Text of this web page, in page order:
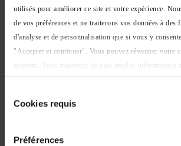
utilisés pour améliorer ce site et votre expérience.
de vos préférences et ne traiterons vos données à des
d'analyse et de personnalisation que si vous y
"Accepter et continuer". Vous pouvez révoquer votre
moment. Vous trouverez de plus amples informations
duCookies requis
Préférences
J'ai lu la politique de confidentialité et l'accepte
1. Veuillez remplir tous les champs
2. En cliquant sur "Envoyer", vous recevrez
et sans engagement.